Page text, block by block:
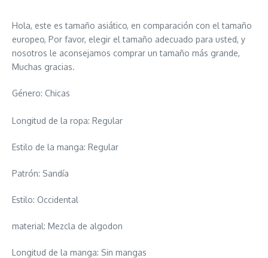
Hola, este es tamaño asiático, en comparación con el tamaño
europeo, Por favor, elegir el tamaño adecuado para usted, y
nosotros le aconsejamos comprar un tamaño más grande,
Muchas gracias.
Género: Chicas
Longitud de la ropa: Regular
Estilo de la manga: Regular
Patrón: Sandía
Estilo: Occidental
material: Mezcla de algodon
Longitud de la manga: Sin mangas